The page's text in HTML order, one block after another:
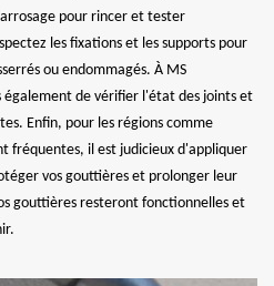
pour rincer et tester
les fixations et les supports pour
ou endommagés. À MS
également de vérifier l'état des joints et
Enfin, pour les régions comme
fréquentes, il est judicieux d'appliquer
vos gouttières et prolonger leur
gouttières resteront fonctionnelles et